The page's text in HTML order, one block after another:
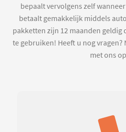
bepaalt vervolgens zelf
betaalt gemakkelijk middels
pakketten zijn 12 maanden geldig
te gebruiken! Heeft u nog vragen?
met ons